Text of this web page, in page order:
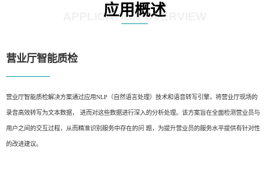
应用概述
APPLICATION OVERVIEW
营业厅智能质检
营业厅智能质检解决方案通过应用NLP（自然语言处理）技术和语音转写引擎，将营业厅现场的
录音高效转写为文本数据， 进而对这些数据进行深入的分析处理。该方案旨在全面检测营业员与
用户之间的交互过程，从而精准识别服务中存在的问 题，为提升营业员的服务水平提供有针对性
的改进建议。